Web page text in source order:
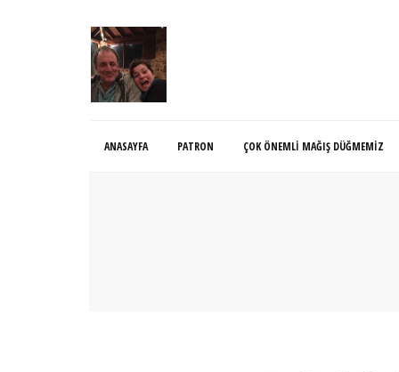
ANASAYFA PATRON ÇOK ÖNEMLI MAĞIŞ DÜĞMEMIZ